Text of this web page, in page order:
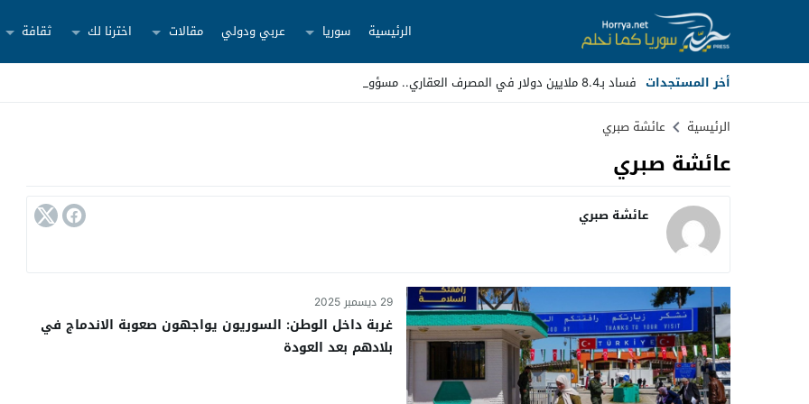
الرئيسية سوريا عربي ودولي مقالات اخترنا لك ثقافة
أخر المستجدات فساد بـ8.4 ملايين دولار في المصرف العقاري.. مسؤولون سابقون_
Stop
Previous
الرئيسية عائشة صبري
عائشة صبري
عائشة صبري
29 ديسمبر 2025
غربة داخل الوطن: السوريون يواجهون صعوبة الاندماج في
بلادهم بعد العودة